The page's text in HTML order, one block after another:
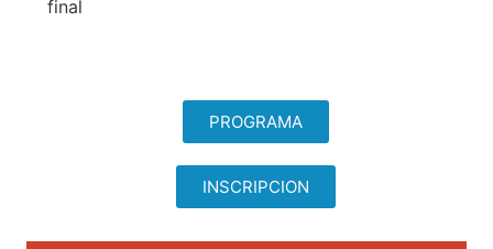
final
PROGRAMA
INSCRIPCION